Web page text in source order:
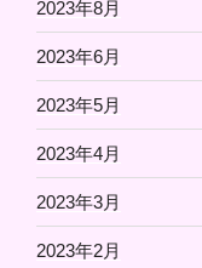
2023年8月
2023年6月
2023年5月
2023年4月
2023年3月
2023年2月